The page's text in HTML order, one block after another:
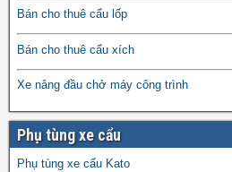
Bán cho thuê cẩu lốp
Bán cho thuê cẩu xích
Xe nâng đầu chở máy công trình
Phụ tùng xe cẩu
Phụ tùng xe cẩu Kato